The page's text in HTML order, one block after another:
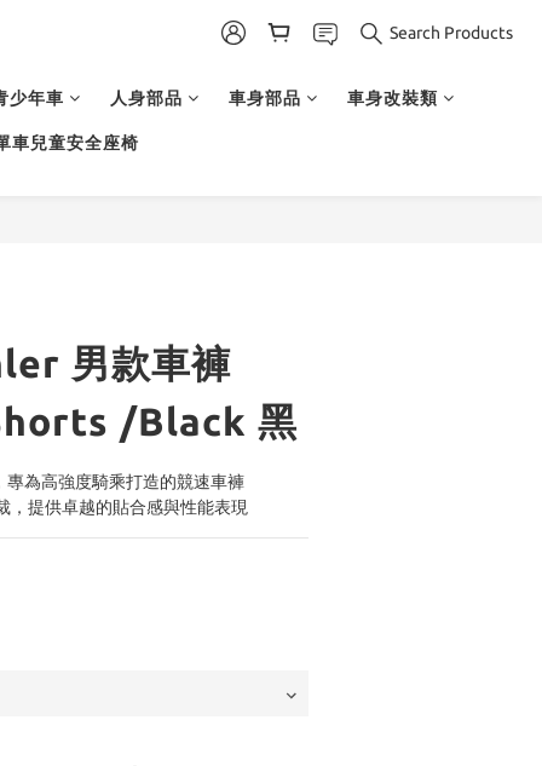
Search Products
少年車 人身部品 車身部品 車身改裝類
車兒童安全座椅
男款車褲
/Black 黑
專為高強度騎乘打造的競速車褲
，提供卓越的貼合感與性能表現